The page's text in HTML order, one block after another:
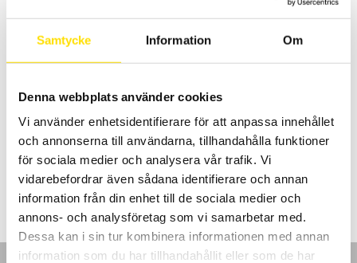
Samtycke Information Om
Denna webbplats använder cookies
Vi använder enhetsidentifierare för att anpassa innehållet
och annonserna till användarna, tillhandahålla funktioner
för sociala medier och analysera vår trafik. Vi
vidarebefordrar även sådana identifierare och annan
information från din enhet till de sociala medier och
annons- och analysföretag som vi samarbetar med.
Dessa kan i sin tur kombinera informationen med annan
information som du har tillhandahållit eller som de har
KERN FXN Bordsvåg
KERN FXN är en robust bordsvåg anpassad för tuffa industrimiljöer
med en maxkapacitet upp till 30 kg
5,450.00 kr –5,750.00krPrisintervall:
5,450.00 kr
till
5,750.00 kr
LÄS MER